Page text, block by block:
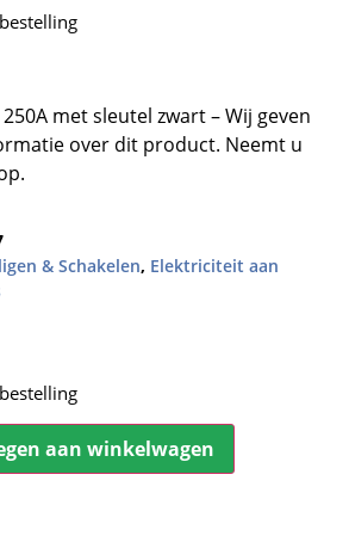
met sleutel zwart – Wij geven
over dit product. Neemt u
& Schakelen, Elektriciteit aan
aan winkelwagen